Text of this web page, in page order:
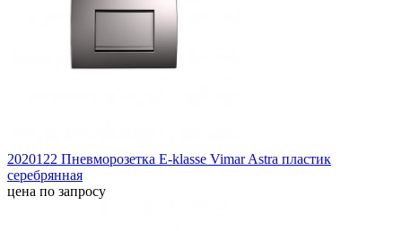
2020122 Пневморозетка E-klasse Vimar Astra пластик
серебрянная
цена по запросу